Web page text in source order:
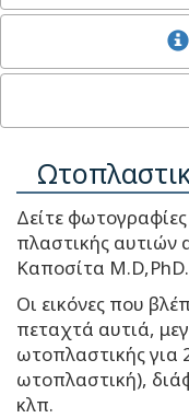
Δείτε
πλαστικής αυτιών
Καποσίτα M.D,PhD.
Οι εικόνες που
πεταχτά αυτιά,
ωτοπλαστικής
ωτοπλαστική),
κλπ.